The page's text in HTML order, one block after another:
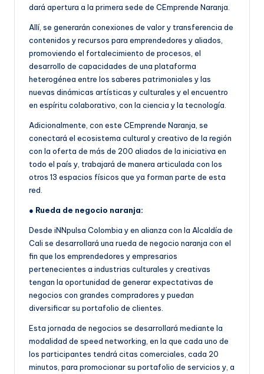
dará apertura a la primera sede de CEmprende Naranja.
Allí, se generarán conexiones de valor y transferencia de
contenidos y recursos para emprendedores y aliados,
promoviendo el fortalecimiento de procesos, el
desarrollo de capacidades de una plataforma
heterogénea entre los saberes patrimoniales y las
nuevas dinámicas artísticas y culturales y el encuentro
en espíritu colaborativo, con la ciencia y la tecnología.
Adicionalmente, con este CEmprende Naranja, se
conectará el ecosistema cultural y creativo de la región
con la oferta de más de 200 aliados de la iniciativa en
todo el país y, trabajará de manera articulada con los
otros 13 espacios físicos que ya forman parte de esta
red.
● Rueda de negocio naranja:
Desde iNNpulsa Colombia y en alianza con la Alcaldía de
Cali se desarrollará una rueda de negocio naranja con el
fin que los emprendedores y empresarios
pertenecientes a industrias culturales y creativas
tengan la oportunidad de generar expectativas de
negocios con grandes compradores y puedan
diversificar su portafolio de clientes.
Esta jornada de negocios se desarrollará mediante la
modalidad de speed networking, en la que cada uno de
los participantes tendrá citas comerciales, cada 20
minutos, para promocionar su portafolio de servicios y, a